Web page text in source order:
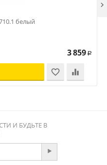
белый
3 859 Р

И БУДЬТЕ В